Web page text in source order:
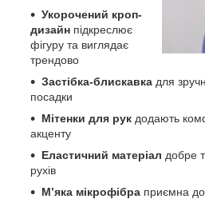
Укорочений кроп-
дизайн підкреслює
фігуру та виглядає
трендово
Застібка-блискавка для
посадки
Мітенки для рук додають
акценту
Еластичний матеріал добре
рухів
М’яка мікрофібра приємна до